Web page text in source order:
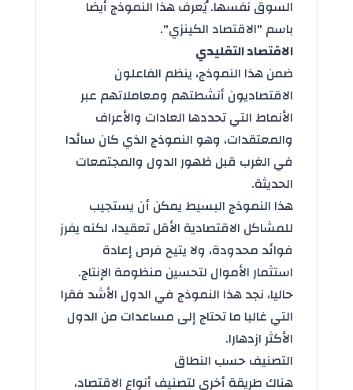
السوق نفسها. يُعرف هذا النموذج أيضا
باسم "الاقتصاد الكينزي".
الاقتصاد التقليدي
ضمن هذا النموذج، ينظم الفاعلون
الاقتصاديون أنشطتهم ومعاملاتهم عبر
الأنماط التي تحددها العادات والأعراف
والمعتقدات، وهو النموذج الذي كان سائدا
في الغرب قبل ظهور الدول والمجتمعات
الحديثة.
هذا النموذج البسيط يمكن أن يستجيب
للمشاكل الاقتصادية الأقل تعقيدا، لكنه يفرز
فوائد محدودة، ولا يتيح فرص إعادة
استثمار الأموال لتحسين منظومة الإنتاج.
حاليا، نجد هذا النموذج في الدول الأشد فقرا
التي غالبا ما تحتاج إلى مساعدات من الدول
الأكثر ازدهارا.
التصنيف حسب النطاق
هناك طريقة أخرى لتصنيف أنواع الاقتصاد،